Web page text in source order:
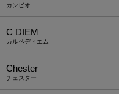
カンビオ
C DIEM
カルペディエム
Chester
チェスター